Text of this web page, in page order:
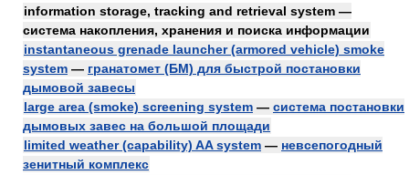
information storage, tracking and retrieval system —
система накопления, хранения и поиска информации
instantaneous grenade launcher (armored vehicle) smoke
system — гранатомет (БМ) для быстрой постановки
дымовой завесы
large area (smoke) screening system — система постановки
дымовых завес на большой площади
limited weather (capability) AA system — невсепогодный
зенитный комплекс